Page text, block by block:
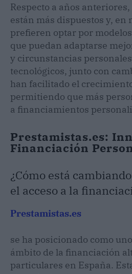
Respecto a años
están más dispuestos y, en
prefieren optar por
que puedan adaptarse
y circunstancias
tecnológicos, junto con
han facilitado el
permitiendo que más
a financiamientos
Prestamistas.es:
Financiación
¿Cómo está
el acceso a la
Prestamistas.es
se ha posicionado como
ámbito de la financiación
particulares en España.